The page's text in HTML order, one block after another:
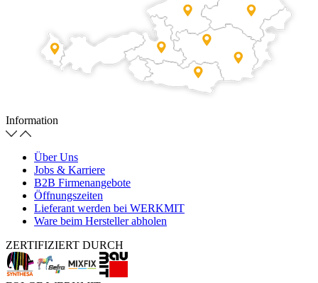
Information
Über Uns
Jobs & Karriere
B2B Firmenangebote
Öffnungszeiten
Lieferant werden bei WERKMIT
Ware beim Hersteller abholen
ZERTIFIZIERT DURCH